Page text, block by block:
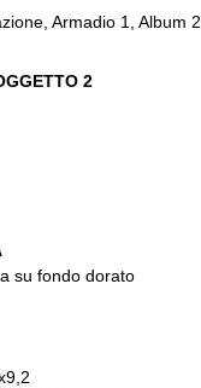
Armadio 1, Album 2
2
su fondo dorato